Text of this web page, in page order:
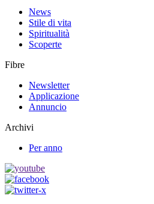
News
Stile di vita
Spiritualità
Scoperte
Fibre
Newsletter
Applicazione
Annuncio
Archivi
Per anno